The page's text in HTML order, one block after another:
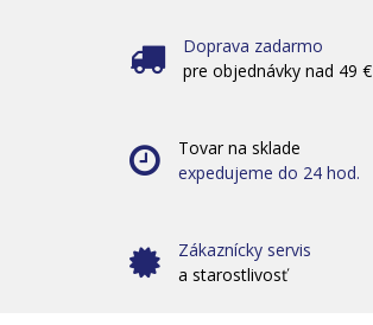
Doprava zadarmo
pre objednávky nad 49 €
Tovar na sklade
expedujeme do 24 hod.
Zákaznícky servis
a starostlivosť